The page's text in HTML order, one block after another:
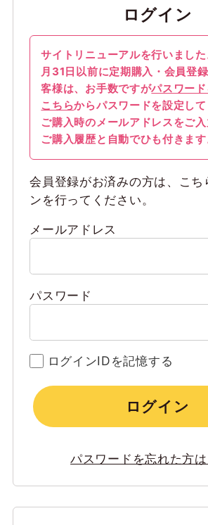
ログイン
サイトリニューアルを行いまし
月31日以前に定期購入・会員登
客様は、お手数ですがパスワー
こちらからパスワードを設定して
ご購入時のメールアドレスをご
ご購入履歴と自動でひも付きます
会員登録がお済みの方は、こち
ンを行ってください。
メールアドレス
パスワード
ログインIDを記憶する
ログイン
パスワードを忘れた方